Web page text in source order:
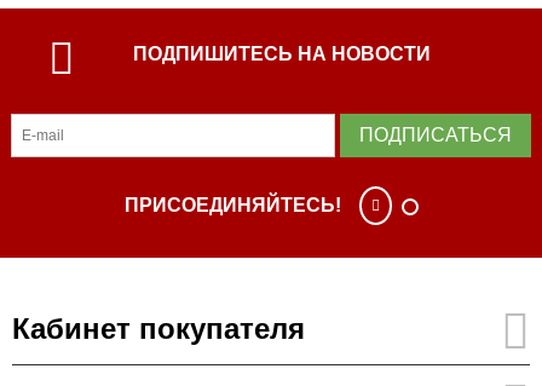
ПОДПИШИТЕСЬ НА НОВОСТИ
ПОДПИСАТЬСЯ
ПРИСОЕДИНЯЙТЕСЬ!
Кабинет покупателя